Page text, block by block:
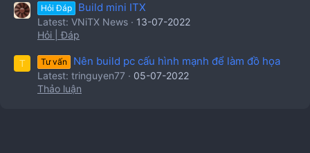
Hỏi Đáp Build mini ITX
Latest: VNiTX News
13-07-2022
Hỏi | Đáp
T Tư vấn Nên build pc cấu hình mạnh để làm đồ họa
Latest: tringuyen77
05-07-2022
Thảo luận